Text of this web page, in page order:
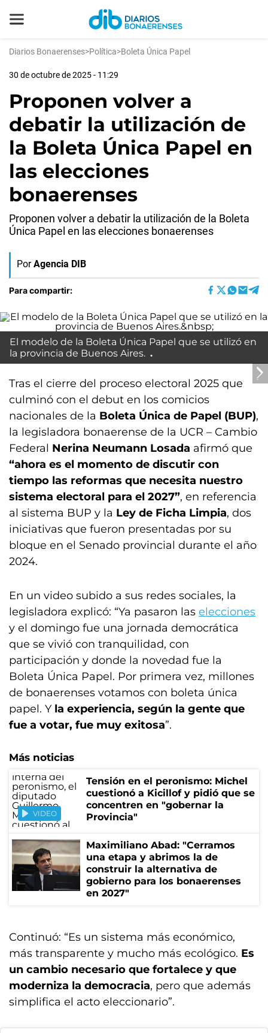
Diarios Bonaerenses>Política>Boleta Única Papel
30 de octubre de 2025 - 11:29
Proponen volver a
debatir la utilización de
la Boleta Única Papel en
las elecciones
bonaerenses
Proponen volver a debatir la utilización de la Boleta
Única Papel en las elecciones bonaerenses
Por Agencia DIB
Para compartir:
El modelo de la Boleta Única Papel que se utilizó en
la provincia de Buenos Aires.
Tras el cierre del proceso electoral 2025 que
culminó con el debut en los comicios
nacionales de la Boleta Única de Papel (BUP),
la legisladora bonaerense de la UCR – Cambio
Federal Nerina Neumann Losada afirmó que
“ahora es el momento de discutir con
tiempo las reformas que necesita nuestro
sistema electoral para el 2027”, en referencia
al sistema BUP y la Ley de Ficha Limpia, dos
iniciativas que fueron presentadas por su
bloque en el Senado provincial durante el año
2024.
En un video subido a sus redes sociales, la
legisladora explicó: “Ya pasaron las elecciones
y el domingo fue una jornada democrática
que se vivió con tranquilidad, con
participación y donde la novedad fue la
Boleta Única Papel. Por primera vez, millones
de bonaerenses votamos con boleta única
papel. Y la experiencia, según la gente que
fue a votar, fue muy exitosa”.
Más noticias
VIDEO
Tensión en el peronismo: Michel
cuestionó a Kicillof y pidió que se
concentren en "gobernar la
Provincia"
Maximiliano Abad: "Cerramos
una etapa y abrimos la de
construir la alternativa de
gobierno para los bonaerenses
en 2027"
Continuó: “Es un sistema más económico,
más transparente y mucho más ecológico. Es
un cambio necesario que fortalece y que
moderniza la democracia, pero que además
simplifica el acto eleccionario”.